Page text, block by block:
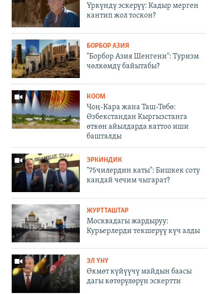
Үркүндү эскерүү: Кадыр мерген
кантип жол тоскон?
БОРБОР АЗИЯ
"Борбор Азия Шенгени": Туризм
чөлкөмдү байытабы?
КООМ
Чоң-Кара жана Таш-Төбө:
Өзбекстандан Кыргызстанга
өткөн айылдарда каттоо иши
башталды
ЭРКИНДИК
"75чилердин каты": Бишкек соту
кандай чечим чыгарат?
ЖУРТТАШТАР
Москвадагы жардыруу:
Курьерлерди текшерүү күч алды
ЭЛ ҮНҮ
Өкмөт күйүүчү майдын баасы
дагы көтөрүлөрүн эскертти